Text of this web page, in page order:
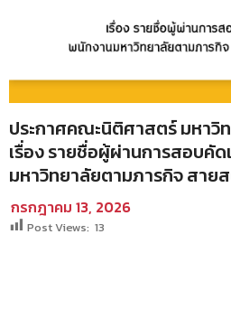
ประกาศคณะนิติศาสตร์ มหาวิ
เรื่อง รายชื่อผู้ผ่านการสอบคั
มหาวิทยาลัยตามภารกิจ สาย
กรกฎาคม 13, 2026
Post Views: 13